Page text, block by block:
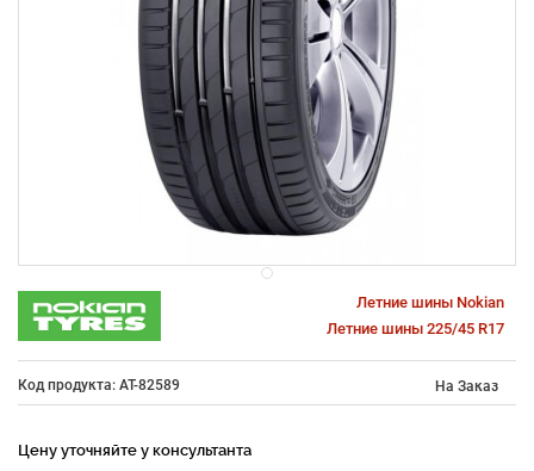
Летние шины Nokian
Летние шины 225/45 R17
Код продукта: AT-82589 На Заказ
Цену уточняйте у консультанта